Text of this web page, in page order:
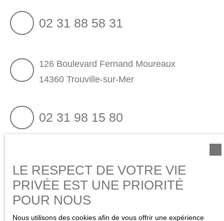
02 31 88 58 31
126 Boulevard Fernand Moureaux
14360 Trouville-sur-Mer
02 31 98 15 80
14800 Deauville
LE RESPECT DE VOTRE VIE
PRIVÉE EST UNE PRIORITÉ
POUR NOUS
Nous utilisons des cookies afin de vous offrir une expérience